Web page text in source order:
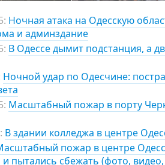
Ночная атака на Одесскую
и админздание
В Одессе дымит подстанция, а
Ночной удар по Одесчине:
Масштабный пожар в порту
В здании колледжа в центре
пожар в центре
и пытались сбежать (фото,